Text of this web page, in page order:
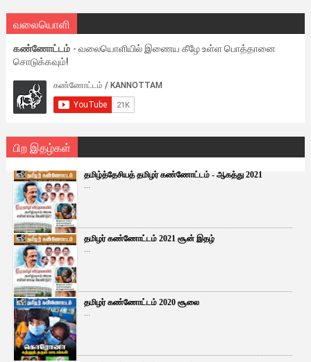
வலையொளி
கண்ணோட்டம் - வலையொளியில் இணைய கீழே உள்ள பொத்தானை
சொடுக்கவும்!
பிற இதழ்கள்
தமிழ்த்தேசியத் தமிழர் கண்ணோட்டம் - ஆகத்து 2021
...
தமிழர் கண்ணோட்டம் 2021 சூன் இதழ்
...
தமிழர் கண்ணோட்டம் 2020 சூலை
...